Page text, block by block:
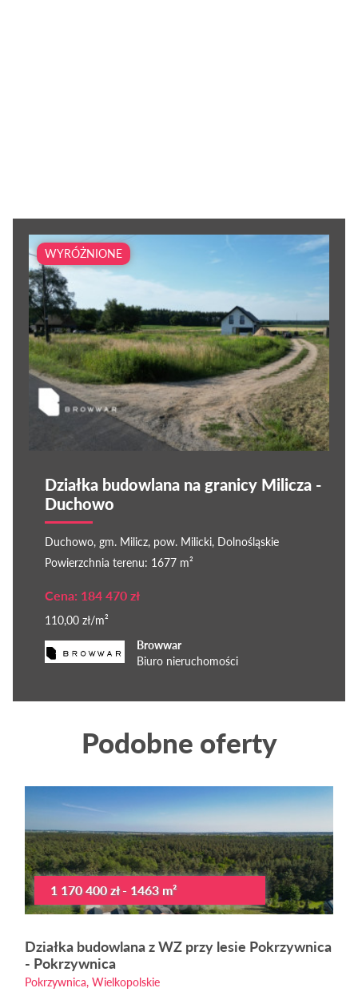
WYRÓŻNIONE
Działka budowlana na granicy Milicza -
Duchowo
Duchowo, gm. Milicz, pow. Milicki, Dolnośląskie
Powierzchnia terenu: 1677 m²
Cena: 184 470 zł
110,00 zł/m²
Browwar
Biuro nieruchomości
Podobne oferty
1 170 400 zł - 1463 m²
Działka budowlana z WZ przy lesie Pokrzywnica
- Pokrzywnica
Pokrzywnica, Wielkopolskie